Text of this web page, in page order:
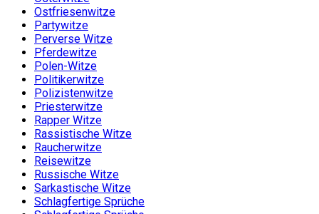
Ostfriesenwitze
Partywitze
Perverse Witze
Pferdewitze
Polen-Witze
Politikerwitze
Polizistenwitze
Priesterwitze
Rapper Witze
Rassistische Witze
Raucherwitze
Reisewitze
Russische Witze
Sarkastische Witze
Schlagfertige Sprüche